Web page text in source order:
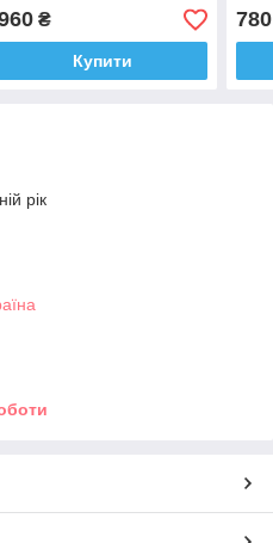
₴
Купити
780
рік